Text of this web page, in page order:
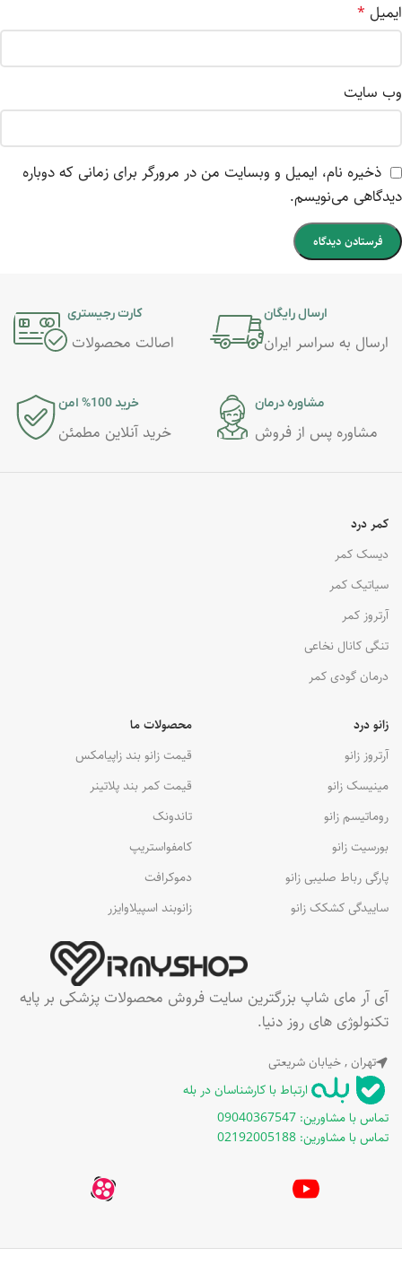
ایمیل *
وب‌ سایت
ذخیره نام، ایمیل و وبسایت من در مرورگر برای زمانی که دوباره
دیدگاهی می‌نویسم.
ارسال رایگان
ارسال به سراسر ایران
کارت رجیستری
اصالت محصولات
مشاوره درمان
مشاوره پس از فروش
خرید 100% امن
خرید آنلاین مطمئن
آی آر مای شاپ بزرگترین سایت فروش محصولات پزشکی بر پایه
تکنولوژی های روز دنیا.
تهران , خیابان شریعتی
ارتباط با کارشناسان در بله
تماس با مشاورین: 09040367547
تماس با مشاورین: 02192005188
محصولات ما
قیمت زانو بند زاپیامکس
قیمت کمر بند پلاتینر
تاندونک
کامفواستریپ
دموکرافت
زانوبند اسپیلاوایزر
زانو درد
آرتروز زانو
مینیسک زانو
روماتیسم زانو
بورسیت زانو
پارگی رباط صلیبی زانو
ساییدگی کشکک زانو
کمر درد
دیسک کمر
سیاتیک کمر
آرتروز کمر
تنگی کانال نخاعی
درمان گودی کمر